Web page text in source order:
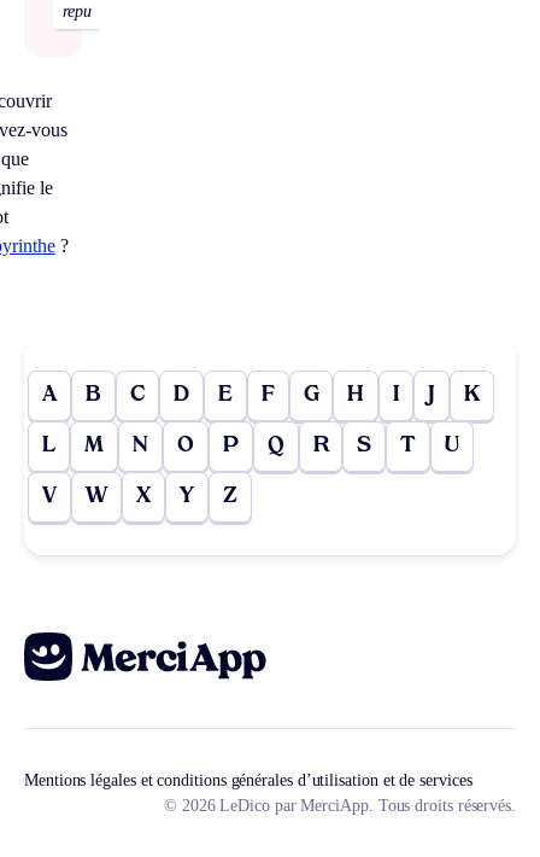
repu
vous
le
?
A B C D E F G H I J K
L M N O P Q R S T U
V W X Y Z
Mentions légales et conditions générales d’utilisation et de services
© 2026 LeDico par MerciApp. Tous droits réservés.